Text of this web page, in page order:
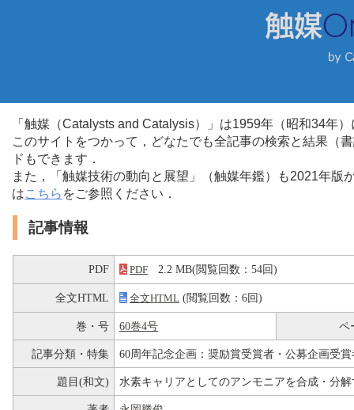
「触媒（Catalysts and Catalysis）」は1959年（昭和34年
このサイトをつかって，どなたでも全記事の検索と結果（
ドもできます．
また，「触媒技術の動向と展望」（触媒年鑑）も2021年
はこちら をご参照ください．
記事情報
PDF PDF 2.2 MB(閲覧回数：54回)
全文HTML 全文HTML (閲覧回数：6回)
巻・号 60巻4号 ペ
記事分類・特集 60周年記念企画：奨励賞受賞者・公募企画受
題目(和文) 水素キャリアとしてのアンモニアを合成・分